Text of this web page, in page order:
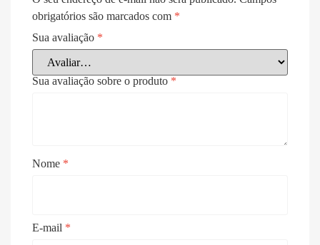
obrigatórios são marcados com *
Sua avaliação *
Sua avaliação sobre o produto *
Nome *
E-mail *